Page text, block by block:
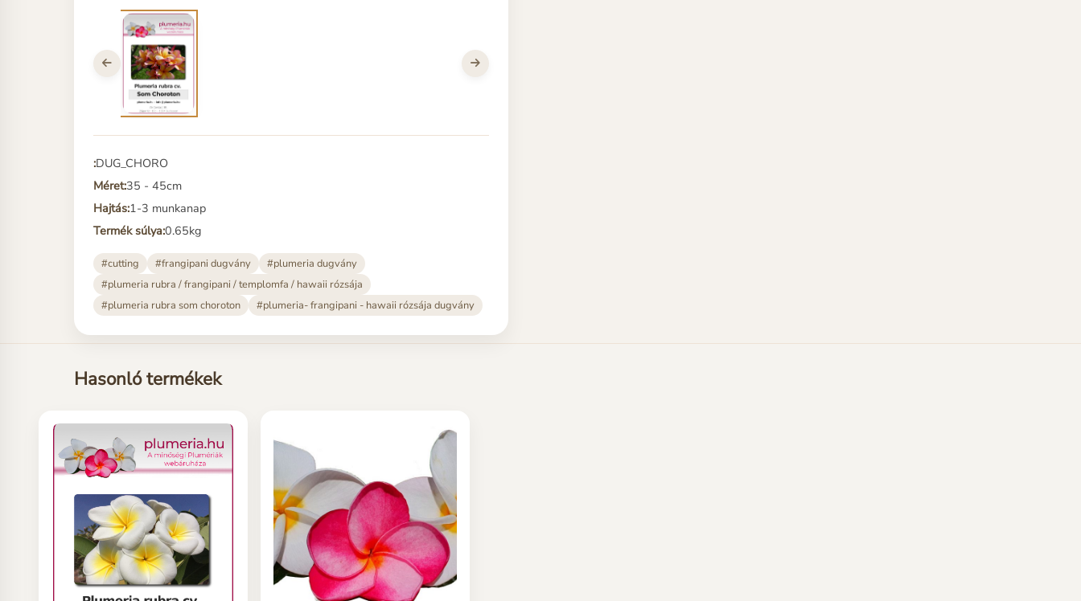
:DUG_CHORO
Méret:35 - 45cm
Hajtás:1-3 munkanap
Termék súlya:0.65kg
#cutting #frangipani dugvány
#plumeria dugvány
#plumeria rubra / frangipani / templomfa / hawaii rózsája
#plumeria rubra som choroton
#plumeria- frangipani - hawaii rózsája dugvány
Hasonló termékek